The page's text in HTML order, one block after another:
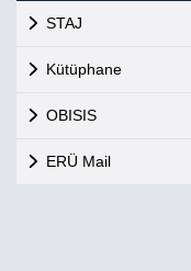
STAJ
Kütüphane
OBISIS
ERÜ Mail